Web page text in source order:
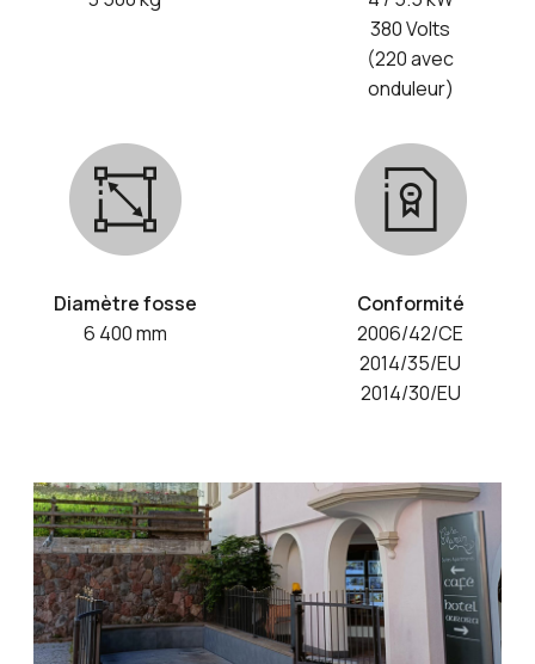
380 Volts
(220 avec
onduleur)
Diamètre fosse
6 400 mm
Conformité
2006/42/CE
2014/35/EU
2014/30/EU